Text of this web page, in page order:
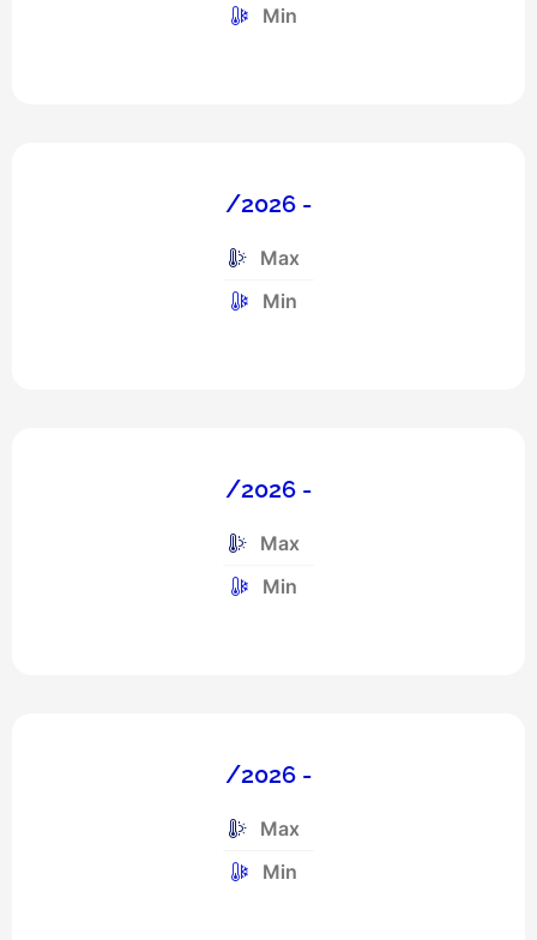
Min
/2026 -
Max
Min
/2026 -
Max
Min
/2026 -
Max
Min